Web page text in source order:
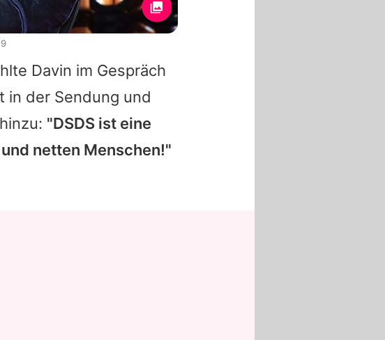
Davin im Gespräch
in der Sendung und
"DSDS ist eine
netten Menschen!"